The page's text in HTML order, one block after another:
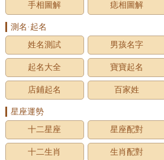
手相圖解 痣相圖解
測名·起名
姓名測試
男孩名字
起名大全 寶寶起名
店鋪起名 百家姓
星座運勢
十二星座
星座配對
十二生肖 生肖配對